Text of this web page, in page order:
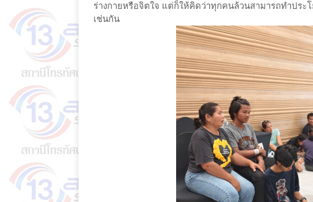
ร่างกายหรือจิตใจ แต่ก็ให้คิดว่าทุกคนล้วนสามารถทำปร
เช่นกัน